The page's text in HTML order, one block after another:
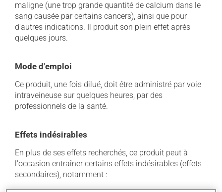
maligne (une trop grande quantité de calcium dans le
sang causée par certains cancers), ainsi que pour
d'autres indications. Il produit son plein effet après
quelques jours.
Mode d'emploi
Ce produit, une fois dilué, doit être administré par voie
intraveineuse sur quelques heures, par des
professionnels de la santé.
Effets indésirables
En plus de ses effets recherchés, ce produit peut à
l'occasion entraîner certains effets indésirables (effets
secondaires), notamment :